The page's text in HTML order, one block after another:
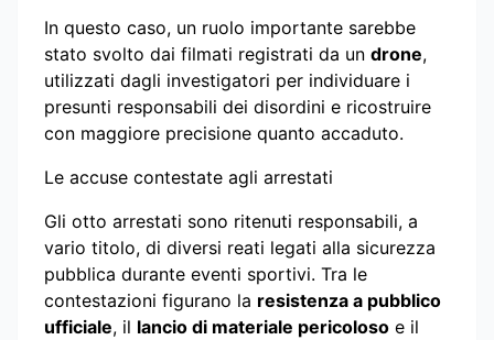
In questo caso, un ruolo importante sarebbe
stato svolto dai filmati registrati da un drone,
utilizzati dagli investigatori per individuare i
presunti responsabili dei disordini e ricostruire
con maggiore precisione quanto accaduto.
Le accuse contestate agli arrestati
Gli otto arrestati sono ritenuti responsabili, a
vario titolo, di diversi reati legati alla sicurezza
pubblica durante eventi sportivi. Tra le
contestazioni figurano la resistenza a pubblico
ufficiale, il lancio di materiale pericoloso e il